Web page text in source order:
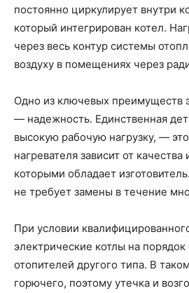
постоянно циркулирует внутри
который интегрирован котел.
через весь контур системы
воздуху в помещениях через
Одно из ключевых преимуществ
— надежность. Единственная
высокую рабочую нагрузку, —
нагревателя зависит от качества
которыми обладает
не требует замены в течение
При условии
электрические котлы на порядок
отопителей другого типа. В
горючего, поэтому утечка и